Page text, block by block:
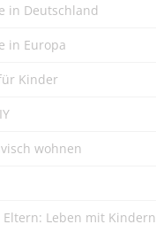
in Deutschland
in Europa
Kinder
wohnen
Leben mit Kindern